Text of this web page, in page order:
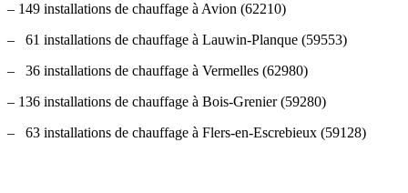
– 149 installations de chauffage à Avion (62210)
– 61 installations de chauffage à Lauwin-Planque (59553)
– 36 installations de chauffage à Vermelles (62980)
– 136 installations de chauffage à Bois-Grenier (59280)
– 63 installations de chauffage à Flers-en-Escrebieux (59128)